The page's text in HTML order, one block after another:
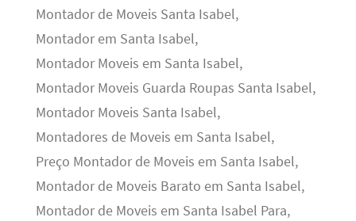
Montador de Moveis Santa Isabel,
Montador em Santa Isabel,
Montador Moveis em Santa Isabel,
Montador Moveis Guarda Roupas Santa Isabel,
Montador Moveis Santa Isabel,
Montadores de Moveis em Santa Isabel,
Preço Montador de Moveis em Santa Isabel,
Montador de Moveis Barato em Santa Isabel,
Montador de Moveis em Santa Isabel Para,